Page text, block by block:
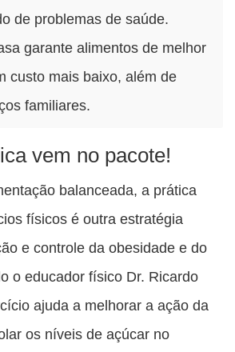
de problemas de saúde.
garante alimentos de melhor
custo mais baixo, além de
familiares.
vem no pacote!
balanceada, a prática
físicos é outra estratégia
e controle da obesidade e do
o educador físico Dr. Ricardo
ajuda a melhorar a ação da
os níveis de açúcar no